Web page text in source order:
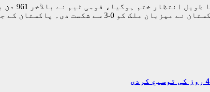
اسلام
میں جاری ڈائمنڈ جوبلی چار ملکی ٹورنامنٹ میں